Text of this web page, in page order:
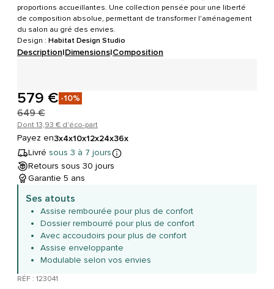
proportions accueillantes. Une collection pensée pour une liberté
de composition absolue, permettant de transformer l'aménagement
du salon au gré des envies.
Design : Habitat Design Studio
Description|Dimensions|Composition
579 € -10%
649 €
Dont 13,93 € d'éco-part
Payez en3x4x10x12x24x36x
Livré sous 3 à 7 jours
Retours sous 30 jours
Garantie 5 ans
Ses atouts
Assise rembourée pour plus de confort
Dossier rembourré pour plus de confort
Avec accoudoirs pour plus de confort
Assise enveloppante
Modulable selon vos envies
RÉF : 123041